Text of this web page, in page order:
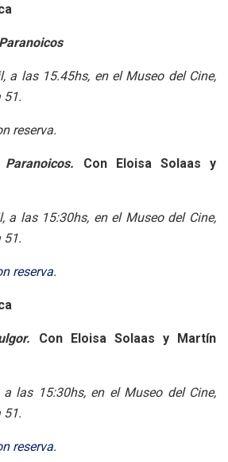
a las 15.45hs, en el Museo del Cine,
51.
reserva.
Con Eloisa Solaas y
a las 15:30hs, en el Museo del Cine,
51.
reserva.
Con Eloisa Solaas y Martín
las 15:30hs, en el Museo del Cine,
51.
reserva.